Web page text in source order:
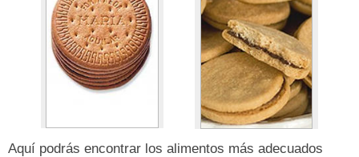
Aquí podrás encontrar los alimentos más adecuados